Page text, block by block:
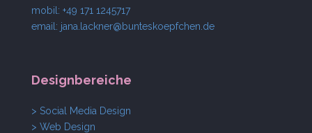
mobil: +49 171 1245717
email: jana.lackner@bunteskoepfchen.de
Designbereiche
> Social Media Design
> Web Design